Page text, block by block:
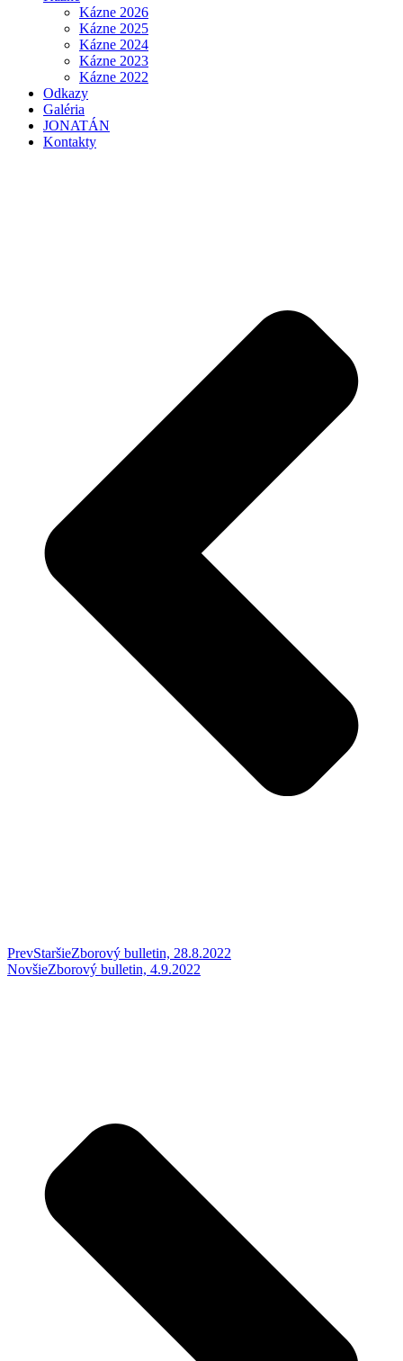
Kázne 2026
Kázne 2025
Kázne 2024
Kázne 2023
Kázne 2022
Odkazy
Galéria
JONATÁN
Kontakty
PrevStaršieZborový bulletin, 28.8.2022
NovšieZborový bulletin, 4.9.2022